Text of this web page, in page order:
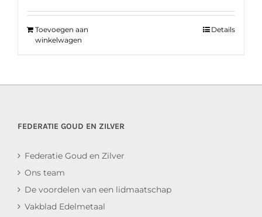
Toevoegen aan
winkelwagen
Details
FEDERATIE GOUD EN ZILVER
Federatie Goud en Zilver
Ons team
De voordelen van een lidmaatschap
Vakblad Edelmetaal